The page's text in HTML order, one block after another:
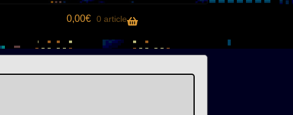
0,00€ 0 article